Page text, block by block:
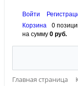
Войти
Корзина
0
на сумму0 руб.
Главная страница